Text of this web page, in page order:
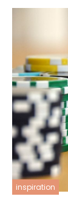
inspiration